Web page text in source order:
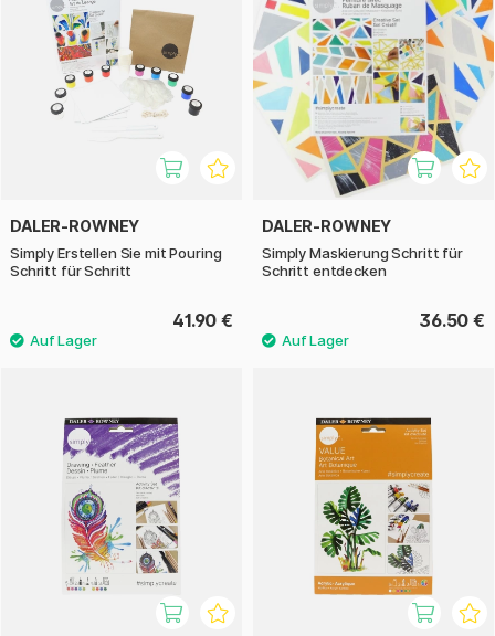
DALER-ROWNEY
Simply Erstellen Sie mit Pouring
Schritt für Schritt
41.90 €
DALER-ROWNEY
Simply Maskierung Schritt für
Schritt entdecken
36.50 €